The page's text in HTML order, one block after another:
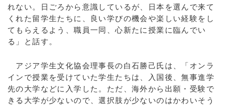
れない。日ごろから意識しているが、日本を選んで来て
くれた留学生たちに、良い学びの機会や楽しい経験をし
てもらえるよう、職員一同、心新たに授業に臨んでい
る」と話す。
アジア学生文化協会理事長の白石勝己氏は、「オンラ
インで授業を受けていた学生たちは、入国後、無事進学
先の大学などに入学した。ただ、海外から出願・受験で
きる大学が少ないので、選択肢が少ないのはかわいそう